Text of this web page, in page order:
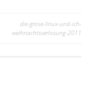
die-grose-linux-und-ich-
weihnachtsverlosung-2011